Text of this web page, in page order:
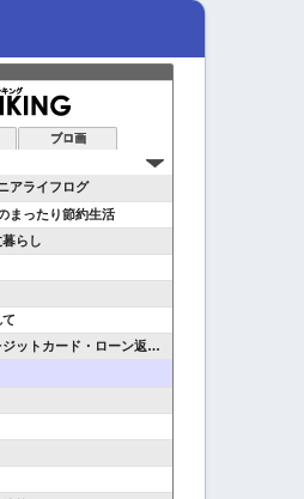
ブロ画
アライフログ
まったり節約生活
らし
ド・ローン返済で悩んでいる方へ